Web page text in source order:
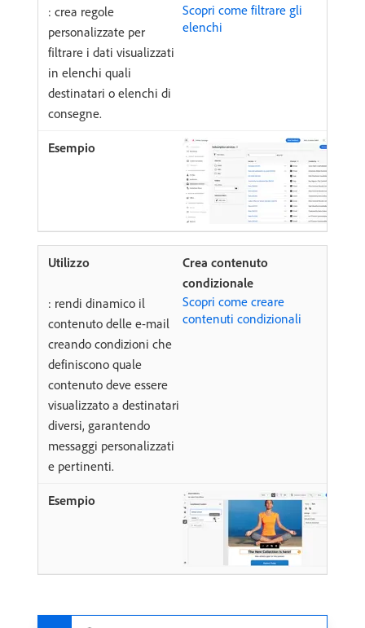
: crea regole
personalizzate per
filtrare i dati visualizzati
in elenchi quali
destinatari o elenchi di
consegne.
Scopri come filtrare gli
elenchi
Crea contenuto
condizionale
: rendi dinamico il
contenuto delle e-mail
creando condizioni che
definiscono quale
contenuto deve essere
visualizzato a destinatari
diversi, garantendo
messaggi personalizzati
e pertinenti.
Scopri come creare
contenuti condizionali